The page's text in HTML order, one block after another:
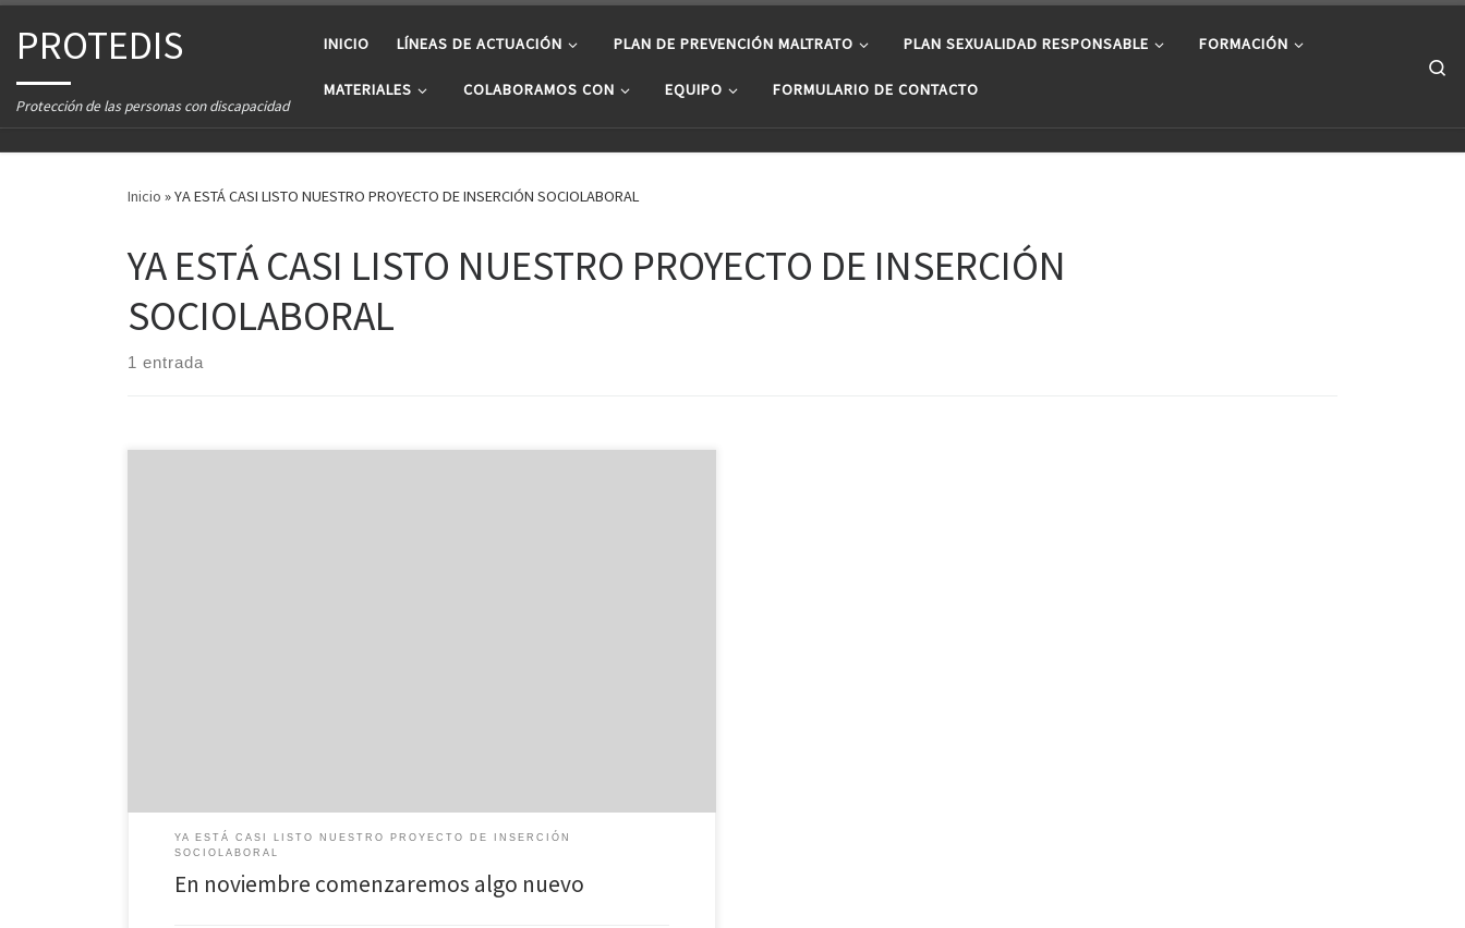
Saltar al contenido
PROTEDIS
Protección de las personas con discapacidad
INICIO LÍNEAS DE ACTUACIÓN PLAN DE PREVENCIÓN MALTRATO PLAN SEXUALIDAD RESPONSABLE FORMACIÓN
MATERIALES COLABORAMOS CON EQUIPO FORMULARIO DE CONTACTO
Inicio »YA ESTÁ CASI LISTO NUESTRO PROYECTO DE INSERCIÓN SOCIOLABORAL
YA ESTÁ CASI LISTO NUESTRO PROYECTO DE INSERCIÓN
SOCIOLABORAL
1 entrada
YA ESTÁ CASI LISTO NUESTRO PROYECTO DE INSERCIÓN
SOCIOLABORAL
En noviembre comenzaremos algo nuevo